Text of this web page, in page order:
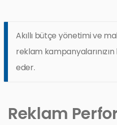
Akıllı bütçe yönetimi ve
reklam kampanyalarınızın
eder.
Reklam